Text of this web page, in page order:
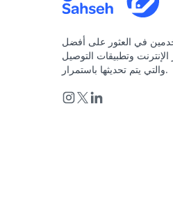
في العثور على أفضل
وتطبيقات التوصيل
والتي يتم تحديثها باستمرار.